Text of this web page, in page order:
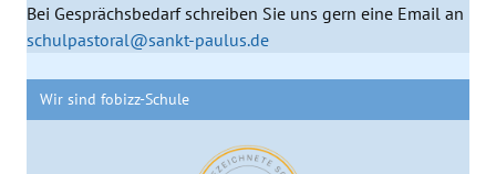
Bei Gesprächsbedarf schreiben Sie uns gern eine Email an
schulpastoral@sankt-paulus.de
Wir sind fobizz-Schule